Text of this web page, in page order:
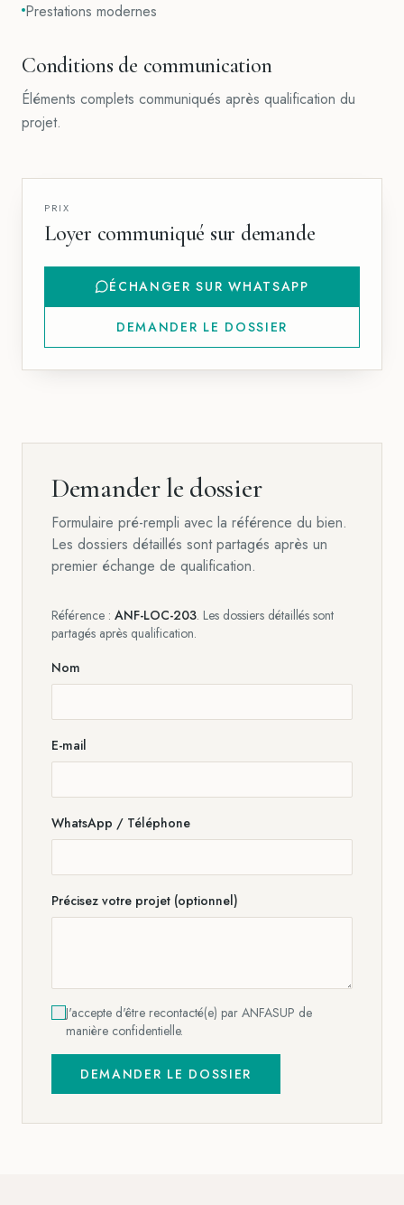
Prestations modernes
Conditions de communication
Éléments complets communiqués après qualification du
projet.
PRIX
Loyer communiqué sur demande
ÉCHANGER SUR WHATSAPP
DEMANDER LE DOSSIER
Demander le dossier
Formulaire pré-rempli avec la référence du bien.
Les dossiers détaillés sont partagés après un
premier échange de qualification.
Référence : ANF-LOC-203. Les dossiers détaillés sont
partagés après qualification.
Nom
E-mail
WhatsApp / Téléphone
Précisez votre projet (optionnel)
J'accepte d'être recontacté(e) par ANFASUP de
manière confidentielle.
DEMANDER LE DOSSIER